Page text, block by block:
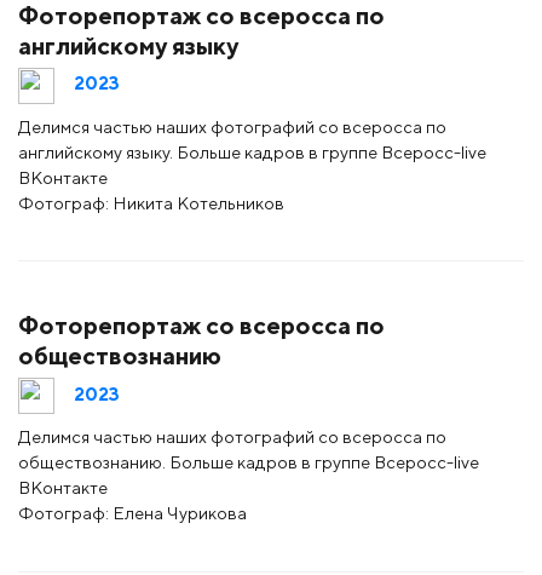
Фоторепортаж со всеросса по
английскому языку
2023
Делимся частью наших фотографий со всеросса по
английскому языку. Больше кадров в группе Всеросс-live
ВКонтакте
Фотограф: Никита Котельников
Фоторепортаж со всеросса по
обществознанию
2023
Делимся частью наших фотографий со всеросса по
обществознанию. Больше кадров в группе Всеросс-live
ВКонтакте
Фотограф: Елена Чурикова